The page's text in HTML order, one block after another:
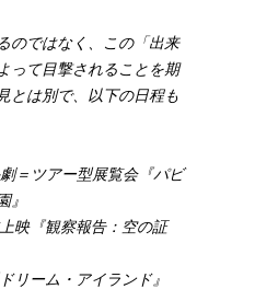
のではなく、この「出来
って目撃されることを期
とは別で、以下の日程も
＝ツアー型展覧会『パビ
』
映『観察報告：空の証
リーム・アイランド』